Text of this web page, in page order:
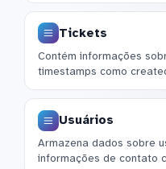
Tickets
Contém informações
timestamps como
Usuários
Armazena dados sobre
informações de contato